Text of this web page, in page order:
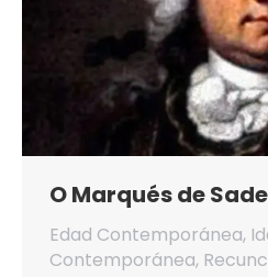
O Marqués de Sade
Edad Contemporánea,
Contemporánea,